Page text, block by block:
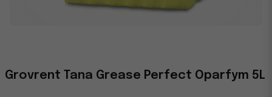
Grovrent Tana Grease Perfect Oparfym 5L